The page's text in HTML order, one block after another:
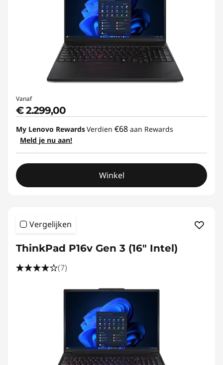
Vanaf
€ 2.299,00
My Lenovo RewardsVerdien €68 aan Rewards
Meld je nu aan!
Winkel
Vergelijken
ThinkPad P16v Gen 3 (16" Intel)
(7)